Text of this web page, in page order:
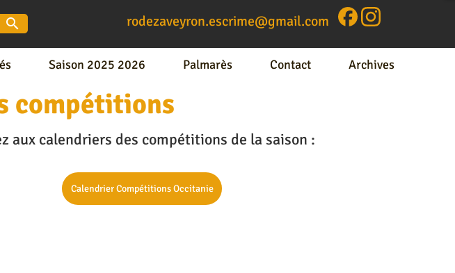
Contactez-nous
search
Saison 2025 2026 Palmarès Contact Archives
rodezaveyron.escrime@gmail.com
compétitions
aux calendriers des compétitions de la saison :
Calendrier Compétitions Occitanie